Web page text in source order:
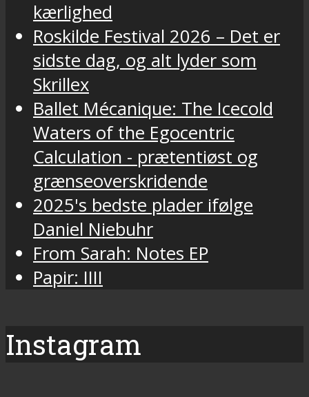
kærlighed
Roskilde Festival 2026 – Det er
sidste dag, og alt lyder som
Skrillex
Ballet Mécanique: The Icecold
Waters of the Egocentric
Calculation - prætentiøst og
grænseoverskridende
2025's bedste plader ifølge
Daniel Niebuhr
From Sarah: Notes EP
Papir: IIII
Instagram